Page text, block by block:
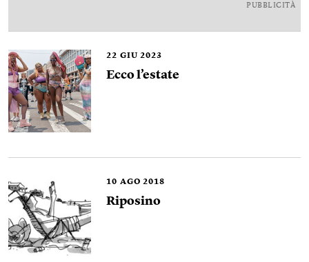
PUBBLICITÀ
22 GIU 2023
Ecco l’estate
10 AGO 2018
Riposino